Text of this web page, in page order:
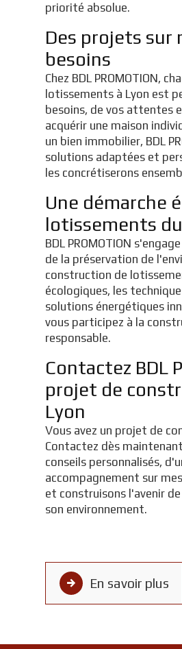
priorité absolue.
Des projets sur
besoins
Chez BDL PROMOTION,
lotissements à Lyon est
besoins, de vos attentes
acquérir une maison
un bien immobilier, BDL
solutions adaptées et
les concrétiserons
Une démarche
lotissements
BDL PROMOTION
de la préservation de
construction de
écologiques, les
solutions énergétiques
vous participez à la
responsable.
Contactez BDL
projet de
Lyon
Vous avez un projet de
Contactez dès maintenant
conseils personnalisés,
accompagnement sur
et construisons l'avenir
son environnement.
En savoir plus